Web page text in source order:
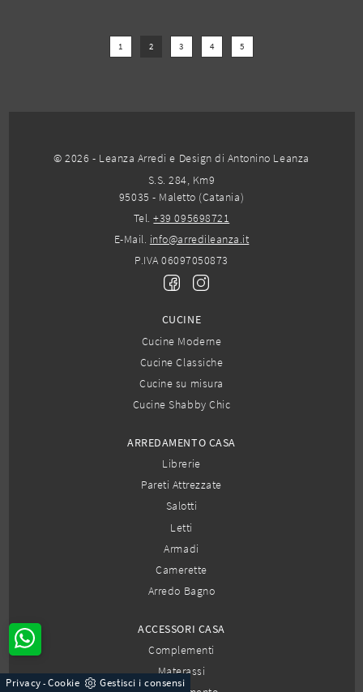
1 2 3 4 5
© 2026 - Leanza Arredi e Design di Antonino Leanza
S.S. 284, Km9
95035 - Maletto (Catania)
Tel.+39 095698721
E-Mail. info@arredileanza.it
P.IVA 06097050873
CUCINE
Cucine Moderne
Cucine Classiche
Cucine su misura
Cucine Shabby Chic
ARREDAMENTO CASA
Librerie
Pareti Attrezzate
Salotti
Letti
Armadi
Camerette
Arredo Bagno
ACCESSORI CASA
Complementi
Materassi
Privacy -Cookie Gestisci i consensi